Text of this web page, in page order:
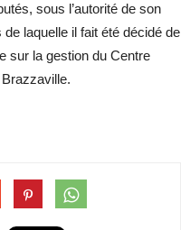
sous l’autorité de son
laquelle il fait été décidé de
sur la gestion du Centre